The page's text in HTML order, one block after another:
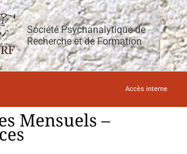
Société Psychanalytique de
Recherche et de Formation
Accès interne
Mensuels –